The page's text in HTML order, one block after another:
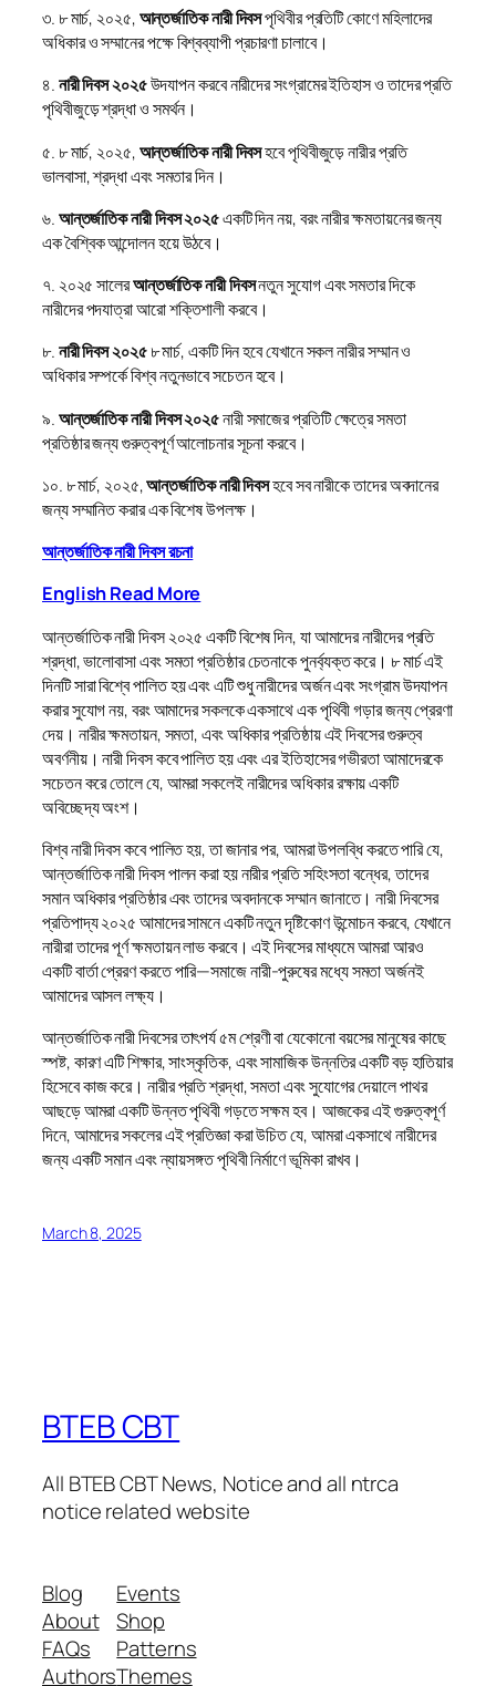
৩. ৮ মার্চ, ২০২৫,আন্তর্জাতিক নারী দিবসপৃথিবীর প্রতিটি কোণে মহিলাদের
অধিকার ও সম্মানের পক্ষে বিশ্বব্যাপী প্রচারণা চালাবে।
৪.নারী দিবস ২০২৫উদযাপন করবে নারীদের সংগ্রামের ইতিহাস ও তাদের প্রতি
পৃথিবীজুড়ে শ্রদ্ধা ও সমর্থন।
৫. ৮ মার্চ, ২০২৫,আন্তর্জাতিক নারী দিবসহবে পৃথিবীজুড়ে নারীর প্রতি
ভালবাসা, শ্রদ্ধা এবং সমতার দিন।
৬.আন্তর্জাতিক নারী দিবস ২০২৫একটি দিন নয়, বরং নারীর ক্ষমতায়নের জন্য
এক বৈশ্বিক আন্দোলন হয়ে উঠবে।
৭. ২০২৫ সালেরআন্তর্জাতিক নারী দিবসনতুন সুযোগ এবং সমতার দিকে
নারীদের পদযাত্রা আরো শক্তিশালী করবে।
৮.নারী দিবস ২০২৫৮ মার্চ, একটি দিন হবে যেখানে সকল নারীর সম্মান ও
অধিকার সম্পর্কে বিশ্ব নতুনভাবে সচেতন হবে।
৯.আন্তর্জাতিক নারী দিবস ২০২৫নারী সমাজের প্রতিটি ক্ষেত্রে সমতা
প্রতিষ্ঠার জন্য গুরুত্বপূর্ণ আলোচনার সূচনা করবে।
১০. ৮ মার্চ, ২০২৫,আন্তর্জাতিক নারী দিবসহবে সব নারীকে তাদের অবদানের
জন্য সম্মানিত করার এক বিশেষ উপলক্ষ।
আন্তর্জাতিক নারী দিবস রচনা
English Read More
আন্তর্জাতিক নারী দিবস ২০২৫ একটি বিশেষ দিন, যা আমাদের নারীদের প্রতি
শ্রদ্ধা, ভালোবাসা এবং সমতা প্রতিষ্ঠার চেতনাকে পুনর্ব্যক্ত করে। ৮ মার্চ এই
দিনটি সারা বিশ্বে পালিত হয় এবং এটি শুধু নারীদের অর্জন এবং সংগ্রাম উদযাপন
করার সুযোগ নয়, বরং আমাদের সকলকে একসাথে এক পৃথিবী গড়ার জন্য প্রেরণা
দেয়। নারীর ক্ষমতায়ন, সমতা, এবং অধিকার প্রতিষ্ঠায় এই দিবসের গুরুত্ব
অবর্ণনীয়। নারী দিবস কবে পালিত হয় এবং এর ইতিহাসের গভীরতা আমাদেরকে
সচেতন করে তোলে যে, আমরা সকলেই নারীদের অধিকার রক্ষায় একটি
অবিচ্ছেদ্য অংশ।
বিশ্ব নারী দিবস কবে পালিত হয়, তা জানার পর, আমরা উপলব্ধি করতে পারি যে,
আন্তর্জাতিক নারী দিবস পালন করা হয় নারীর প্রতি সহিংসতা বন্ধের, তাদের
সমান অধিকার প্রতিষ্ঠার এবং তাদের অবদানকে সম্মান জানাতে। নারী দিবসের
প্রতিপাদ্য ২০২৫ আমাদের সামনে একটি নতুন দৃষ্টিকোণ উন্মোচন করবে, যেখানে
নারীরা তাদের পূর্ণ ক্ষমতায়ন লাভ করবে। এই দিবসের মাধ্যমে আমরা আরও
একটি বার্তা প্রেরণ করতে পারি—সমাজে নারী-পুরুষের মধ্যে সমতা অর্জনই
আমাদের আসল লক্ষ্য।
আন্তর্জাতিক নারী দিবসের তাৎপর্য ৫ম শ্রেণী বা যেকোনো বয়সের মানুষের কাছে
স্পষ্ট, কারণ এটি শিক্ষার, সাংস্কৃতিক, এবং সামাজিক উন্নতির একটি বড় হাতিয়ার
হিসেবে কাজ করে। নারীর প্রতি শ্রদ্ধা, সমতা এবং সুযোগের দেয়ালে পাথর
আছড়ে আমরা একটি উন্নত পৃথিবী গড়তে সক্ষম হব। আজকের এই গুরুত্বপূর্ণ
দিনে, আমাদের সকলের এই প্রতিজ্ঞা করা উচিত যে, আমরা একসাথে নারীদের
জন্য একটি সমান এবং ন্যায়সঙ্গত পৃথিবী নির্মাণে ভূমিকা রাখব।
March 8, 2025
BTEB CBT
All BTEB CBT News, Notice and all ntrca
notice related website
Blog
About
FAQs
Authors
Events
Shop
Patterns
Themes